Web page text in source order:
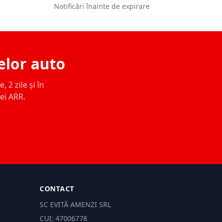
Notificări înainte de expirare
auto
2 zile și în
ARR.
CONTACT
SC EVITĂ AMENZI SRL
CUI: 47006778